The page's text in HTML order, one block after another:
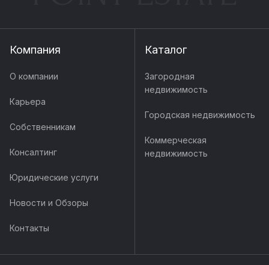
Компания
О компании
Карьера
Собственникам
Консалтинг
Юридические услуги
Новости и Обзоры
Контакты
Каталог
Загородная
недвижимость
Городская недвижимость
Коммерческая
недвижимость